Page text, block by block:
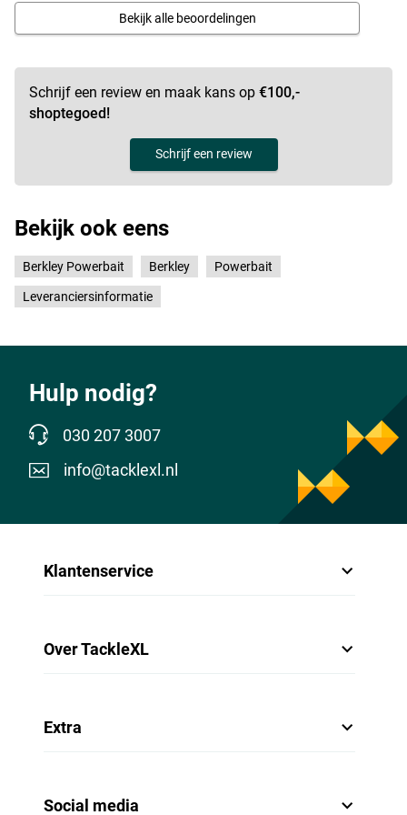
Vang meer forel
Orange.
Bekijk alle beoordelingen
Schrijf een review en maak kans op €100,-
shoptegoed!
Schrijf een review
Bekijk ook eens
Berkley Powerbait Berkley Powerbait
Leveranciersinformatie
Hulp nodig?
030 207 3007
info@tacklexl.nl
Klantenservice
Over TackleXL
Extra
Social media